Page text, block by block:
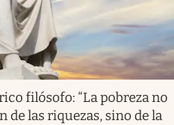
filósofo: “La pobreza no
de las riquezas, sino de la